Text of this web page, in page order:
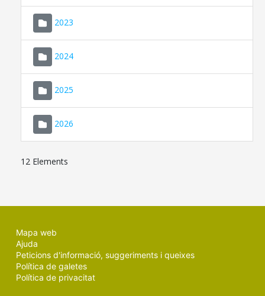
2023
2024
2025
2026
12 Elements
Mapa web
Ajuda
Peticions d'informació, suggeriments i queixes
Política de galetes
Política de privacitat